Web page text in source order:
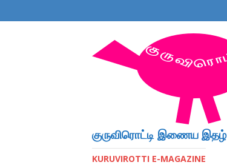
குருவிரொட்டி இணைய இதழ்
KURUVIROTTI E-MAGAZINE